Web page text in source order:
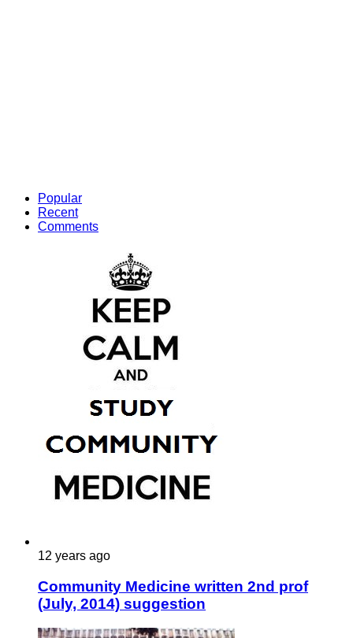
Popular
Recent
Comments
12 years ago
Community Medicine written 2nd prof
(July, 2014) suggestion